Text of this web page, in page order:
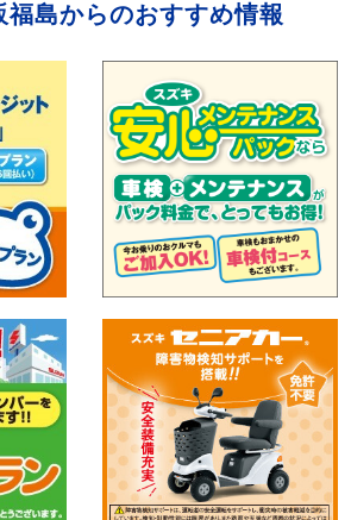
福島からのおすすめ情報